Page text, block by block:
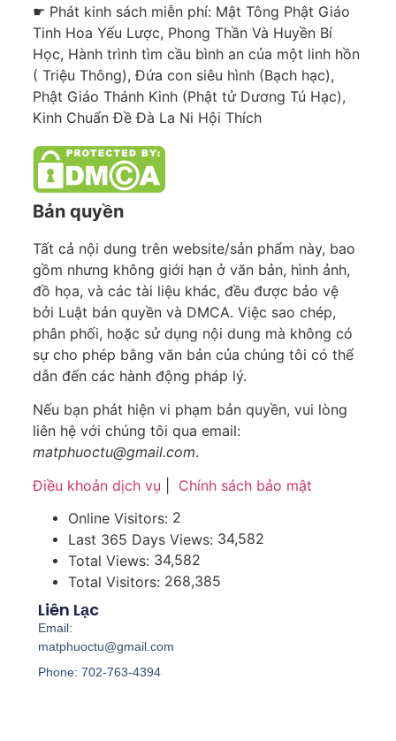
☛ Phát kinh sách miễn phí: Mật Tông Phật Giáo
Tinh Hoa Yếu Lược, Phong Thần Và Huyền Bí
Học, Hành trình tìm cầu bình an của một linh hồn
( Triệu Thông), Đứa con siêu hình (Bạch hạc),
Phật Giáo Thánh Kinh (Phật tử Dương Tú Hạc),
Kinh Chuẩn Đề Đà La Ni Hội Thích
Bản quyền
Tất cả nội dung trên website/sản phẩm này, bao
gồm nhưng không giới hạn ở văn bản, hình ảnh,
đồ họa, và các tài liệu khác, đều được bảo vệ
bởi Luật bản quyền và DMCA. Việc sao chép,
phân phối, hoặc sử dụng nội dung mà không có
sự cho phép bằng văn bản của chúng tôi có thể
dẫn đến các hành động pháp lý.
Nếu bạn phát hiện vi phạm bản quyền, vui lòng
liên hệ với chúng tôi qua email:
matphuoctu@gmail.com.
Điều khoản dịch vụ
Chính sách bảo mật
Online Visitors: 2
Last 365 Days Views: 34,582
Total Views: 34,582
Total Visitors: 268,385
Liên Lạc
Email:
matphuoctu@gmail.com
Phone: 702-763-4394